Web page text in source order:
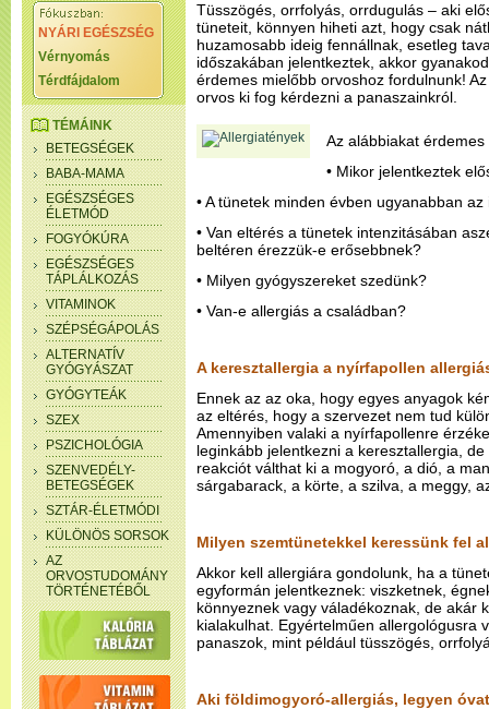
NYÁRI EGÉSZSÉG
Vérnyomás
Térdfájdalom
TÉMÁINK
BETEGSÉGEK
BABA-MAMA
EGÉSZSÉGES
ÉLETMÓD
FOGYÓKÚRA
EGÉSZSÉGES
TÁPLÁLKOZÁS
VITAMINOK
SZÉPSÉGÁPOLÁS
ALTERNATÍV
GYÓGYÁSZAT
GYÓGYTEÁK
SZEX
PSZICHOLÓGIA
SZENVEDÉLY-
BETEGSÉGEK
SZTÁR-ÉLETMÓDI
KÜLÖNÖS SORSOK
AZ
ORVOSTUDOMÁNY
TÖRTÉNETÉBŐL
Tüsszögés, orrfolyás, orrdugulás – aki
tüneteit, könnyen hiheti azt, hogy csak
huzamosabb ideig fennállnak, esetleg
időszakában jelentkeztek, akkor
érdemes mielőbb orvoshoz fordulnunk!
orvos ki fog kérdezni a panaszainkról.
Az alábbiakat
• Mikor jelentkeztek
• A tünetek minden évben ugyanabban
• Van eltérés a tünetek intenzitásában
beltéren érezzük-e erősebbnek?
• Milyen gyógyszereket szedünk?
• Van-e allergiás a családban?
A keresztallergia a nyírfapollen
Ennek az az oka, hogy egyes anyagok
az eltérés, hogy a szervezet nem tud
Amennyiben valaki a nyírfapollenre
leginkább jelentkezni a keresztallergia,
reakciót válthat ki a mogyoró, a dió, a
sárgabarack, a körte, a szilva, a meggy,
Milyen szemtünetekkel keressünk fel
Akkor kell allergiára gondolunk, ha a
egyformán jelentkeznek: viszketnek,
könnyeznek vagy váladékoznak, de akár
kialakulhat. Egyértelműen allergológusra
panaszok, mint például tüsszögés,
Aki földimogyoró-allergiás, legyen